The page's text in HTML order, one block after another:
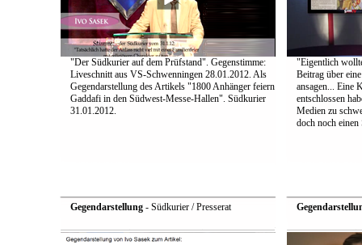
"Der Südkurier auf dem Prüfstand". Gegenstimme:
Liveschnitt aus VS-Schwenningen 28.01.2012. Als
Gegendarstellung des Artikels "1800 Anhänger feiern
Gaddafi in den Südwest-Messe-Hallen". Südkurier
31.01.2012.
"Eigentlich
Beitrag über
ansagen... Eine
entschlossen
Medien zu
doch noch
Gegendarstellung- Südkurier / Presserat